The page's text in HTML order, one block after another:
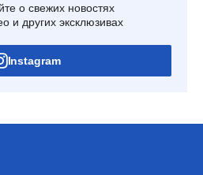
о свежих новостях
и других эксклюзивах
Instagram